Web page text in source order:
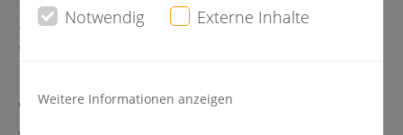
Notwendig Externe Inhalte
Weitere Informationen anzeigen
DO-Kirchhörde
Zum schönsten Tag:
Your perfect wedding smile!
Was wäre der wichtigste Tag im Leben ohne ein